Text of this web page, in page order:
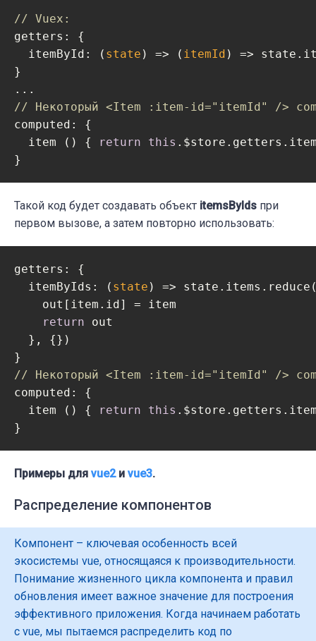
      }
      state.items.splice(itemIndex,
1,
    }
}
// Vuex:
getters : {
itemById : ( state ) => ( itemId ) =>
}
// Некоторый <Item :item-id="itemId" />
computed : {
  item () {
return this
}
Такой код будет создавать объект itemsByIds при
первом вызове, а затем повторно использовать:
getters: {
itemByIds : ( state ) =>
    out[item.id] = item
return out
  }, {})
// Некоторый <Item :item-id="itemId" />
computed : {
  item () {
return this
}
Примеры для vue2и vue3.
Распределение компонентов
Компонент – ключевая особенность всей
экосистемы vue, относящаяся к производительности.
Понимание жизненного цикла компонента и правил
обновления имеет важное значение для построения
эффективного приложения. Когда начинаем работать
с vue, мы пытаемся распределить код по